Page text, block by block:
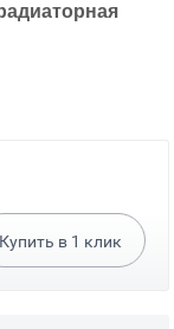
Купить в 1 клик